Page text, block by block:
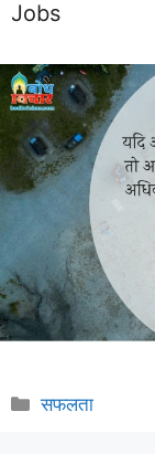
Jobs
Categories
सफलता